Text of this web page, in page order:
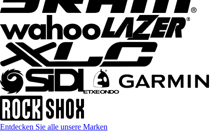
Entdecken Sie alle unsere Marken